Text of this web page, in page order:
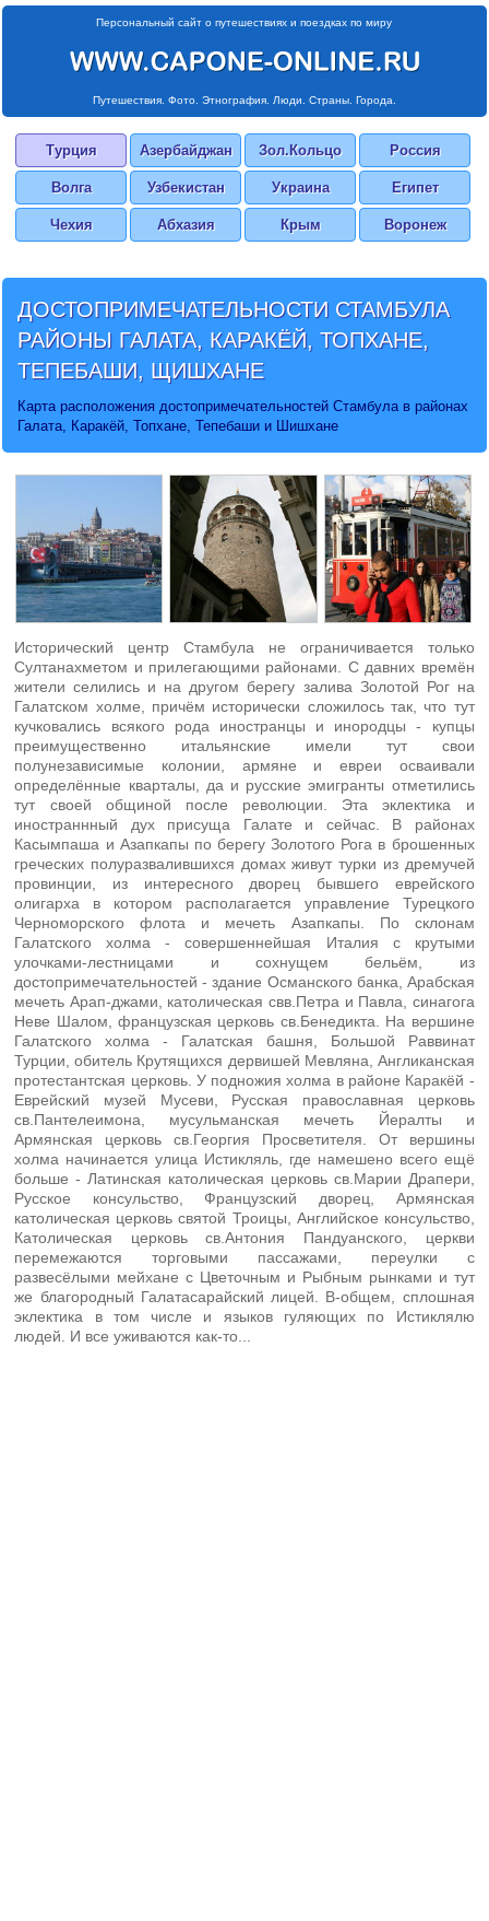
Персональный сайт о путешествиях и поездках по миру
Путешествия. Фото. Этнография. Люди. Страны. Города.
Турция Азербайджан Зол.Кольцо Россия
Волга Узбекистан Украина Египет
Чехия Абхазия Крым Воронеж
ДОСТОПРИМЕЧАТЕЛЬНОСТИ СТАМБУЛА
РАЙОНЫ ГАЛАТА, КАРАКЁЙ, ТОПХАНЕ,
ТЕПЕБАШИ, ЩИШХАНЕ
Карта расположения достопримечательностей Стамбула в районах
Галата, Каракёй, Топхане, Тепебаши и Шишхане
Исторический центр Стамбула не ограничивается только
Султанахметом и прилегающими районами. С давних времён
жители селились и на другом берегу залива Золотой Рог на
Галатском холме, причём исторически сложилось так, что тут
кучковались всякого рода иностранцы и инородцы - купцы
преимущественно итальянские имели тут свои
полунезависимые колонии, армяне и евреи осваивали
определённые кварталы, да и русские эмигранты отметились
тут своей общиной после революции. Эта эклектика и
иностраннный дух присуща Галате и сейчас. В районах
Касымпаша и Азапкапы по берегу Золотого Рога в брошенных
греческих полуразвалившихся домах живут турки из дремучей
провинции, из интересного дворец бывшего еврейского
олигарха в котором располагается управление Турецкого
Черноморского флота и мечеть Азапкапы. По склонам
Галатского холма - совершеннейшая Италия с крутыми
улочками-лестницами и сохнущем бельём, из
достопримечательностей - здание Османского банка, Арабская
мечеть Арап-джами, католическая свв.Петра и Павла, синагога
Неве Шалом, французская церковь св.Бенедикта. На вершине
Галатского холма - Галатская башня, Большой Раввинат
Турции, обитель Крутящихся дервишей Мевляна, Англиканская
протестантская церковь. У подножия холма в районе Каракёй -
Еврейский музей Мусеви, Русская православная церковь
св.Пантелеимона, мусульманская мечеть Йералты и
Армянская церковь св.Георгия Просветителя. От вершины
холма начинается улица Истикляль, где намешено всего ещё
больше - Латинская католическая церковь св.Марии Драпери,
Русское консульство, Французский дворец, Армянская
католическая церковь святой Троицы, Английское консульство,
Католическая церковь св.Антония Пандуанского, церкви
перемежаются торговыми пассажами, переулки с
развесёлыми мейхане с Цветочным и Рыбным рынками и тут
же благородный Галатасарайский лицей. В-общем, сплошная
эклектика в том числе и языков гуляющих по Истиклялю
людей. И все уживаются как-то...